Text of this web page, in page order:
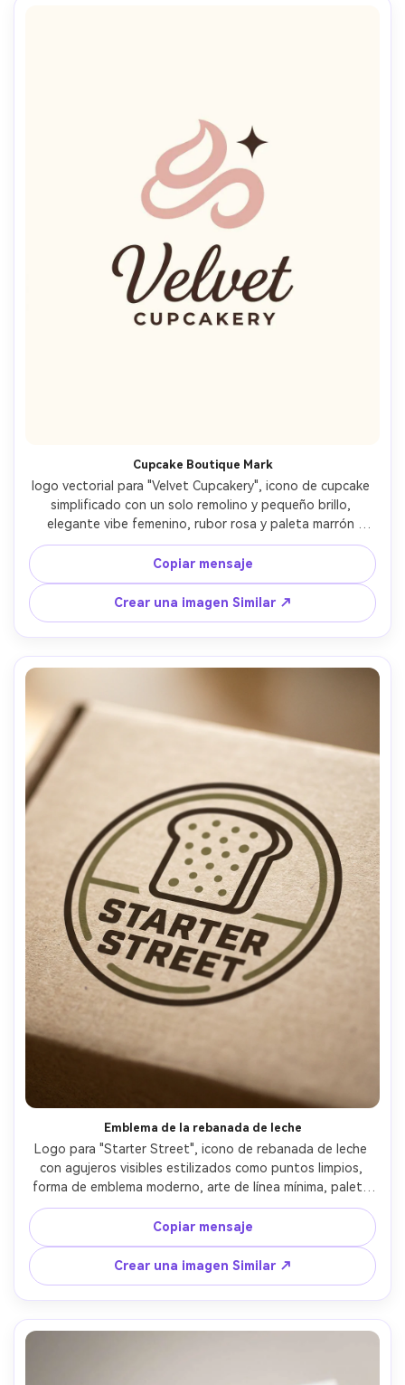
Cupcake Boutique Mark
logo vectorial para "Velvet Cupcakery", icono de cupcake
simplificado con un solo remolino y pequeño brillo,
elegante vibe femenino, rubor rosa y paleta marrón
espresso, guión elegante emparejado con gorras
pequeñas sin, diseño plano, sin 3D, sin foto, lente de 85
mm, profundidad de campo poco profunda, iluminación
cinematográfica suave- -ar 4:5
Copiar mensaje
Crear una imagen Similar ↗
Emblema de la rebanada de leche
Logo para "Starter Street", icono de rebanada de leche
con agujeros visibles estilizados como puntos limpios,
forma de emblema moderno, arte de línea mínima, paleta
de tierra, marca de palabras sin negrito, vector plano,
contorno fuerte para una impresión fácil, lente de 85 mm,
profundidad de campo poco profunda, iluminación
cinematográfica suave- -ar 4:5
Copiar mensaje
Crear una imagen Similar ↗